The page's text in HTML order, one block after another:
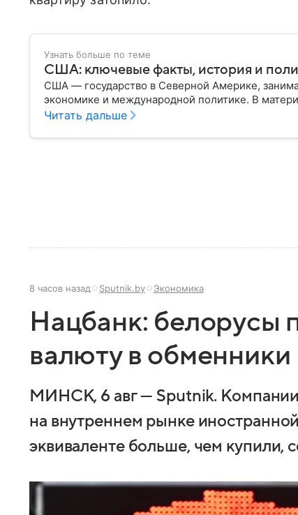
Узнать больше по теме
США: ключевые факты, история и
США — государство в Северной Америке,
экономике и международной политике. В
Читать дальше
8 часов назад Sputnik.by Экономика
Нацбанк: белорусы
валюту в обменники
МИНСК, 6 авг — Sputnik.
на внутреннем рынке
эквиваленте больше, чем купили,